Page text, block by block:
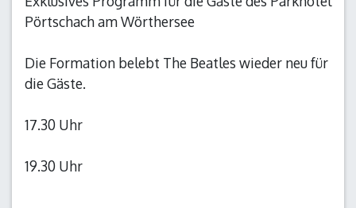
Pörtschach am Wörthersee
Die Formation belebt The Beatles wieder neu für
die Gäste.
17.30 Uhr
19.30 Uhr